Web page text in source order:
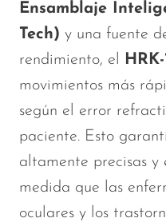
Ensamblaje
Tech) y una fuente
rendimiento, el HRK-
movimientos más
según el error
paciente. Esto
altamente precisas y
medida que las
oculares y los